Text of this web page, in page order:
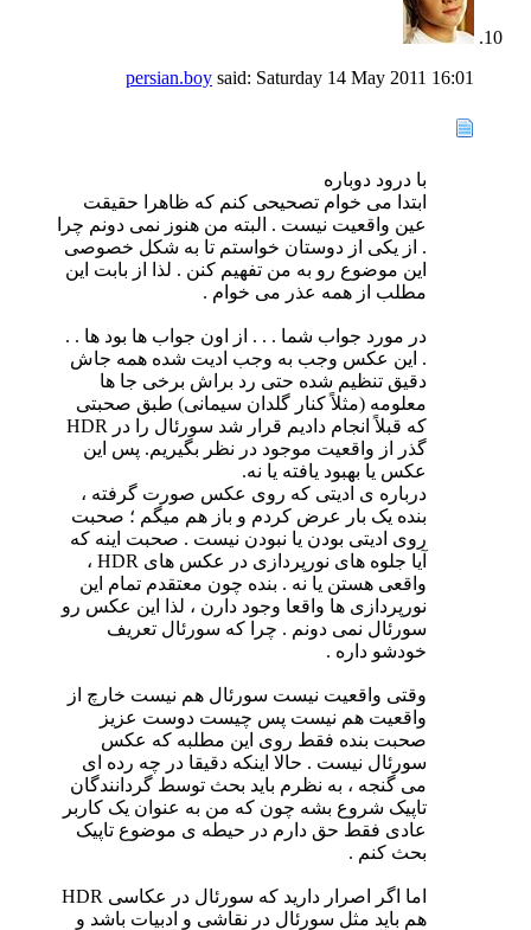
persian.boy said: Saturday 14 May 2011 16:01
با درود دوباره
ابتدا می خوام تصحیحی کنم که ظاهرا حقیقت
عین واقعیت نیست . البته من هنوز نمی دونم چرا
. از یکی از دوستان خواستم تا به شکل خصوصی
این موضوع رو به من تفهیم کنن . لذا از بابت این
مطلب از همه عذر می خوام .
در مورد جواب شما . . . از اون جواب ها بود ها . .
. این عکس وجب به وجب ادیت شده همه جاش
دقیق تنظیم شده حتی رد براش برخی جا ها
معلومه (مثلاً کنار گلدان سیمانی) طبق صحبتی
که قبلاً انجام دادیم قرار شد سورئال را در HDR
گذر از واقعیت موجود در نظر بگیریم. پس این
عکس یا بهبود یافته یا نه.
درباره ی ادیتی که روی عکس صورت گرفته ،
بنده یک بار عرض کردم و باز هم میگم ؛ صحبت
روی ادیتی بودن یا نبودن نیست . صحبت اینه که
آیا جلوه های نورپردازی در عکس های HDR ،
واقعی هستن یا نه . بنده چون معتقدم تمام این
نورپردازی ها واقعا وجود دارن ، لذا این عکس رو
سورئال نمی دونم . چرا که سورئال تعریف
خودشو داره .
وقتی واقعیت نیست سورئال هم نیست خارچ از
واقعیت هم نیست پس چیست دوست عزیز
صحبت بنده فقط روی این مطلبه که عکس
سورئال نیست . حالا اینکه دقیقا در چه رده ای
می گنجه ، به نظرم باید بحث توسط گردانندگان
تاپیک شروع بشه چون که من به عنوان یک کاربر
عادی فقط حق دارم در حیطه ی موضوع تاپیک
بحث کنم .
اما اگر اصرار دارید که سورئال در عکاسی HDR
هم باید مثل سورئال در نقاشی و ادبیات باشد و